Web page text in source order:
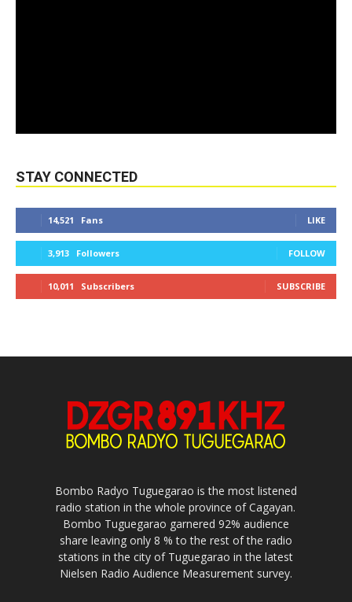
STAY CONNECTED
14,521 Fans LIKE
3,913 Followers FOLLOW
10,011 Subscribers SUBSCRIBE
Bombo Radyo Tuguegarao is the most listened
radio station in the whole province of Cagayan.
Bombo Tuguegarao garnered 92% audience
share leaving only 8 % to the rest of the radio
stations in the city of Tuguegarao in the latest
Nielsen Radio Audience Measurement survey.